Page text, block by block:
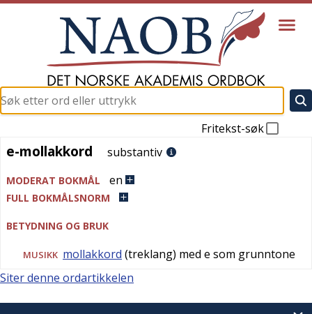
Fritekst-søk
e-mollakkord
e-mollakkord substantiv
MODERAT BOKMÅL en
FULL BOKMÅLSNORM
BETYDNING OG BRUK
MUSIKK mollakkord (treklang) med e som grunntone
Siter denne ordartikkelen